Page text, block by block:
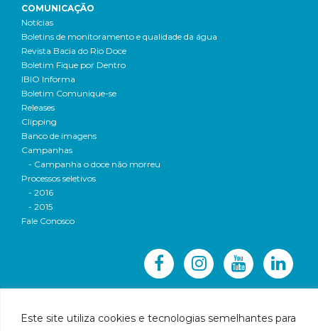
Este site utiliza cookies e tecnologias semelhantes para
COMUNICAÇÃO
Notícias
Boletins de monitoramento e qualidade da água
Revista Bacia do Rio Doce
Boletim Fique por Dentro
IBIO Informa
Boletim Comunique-se
Releases
Clipping
Banco de imagens
Campanhas
- Campanha o doce não morreu
Processos seletivos
- 2016
- 2015
Fale Conosco